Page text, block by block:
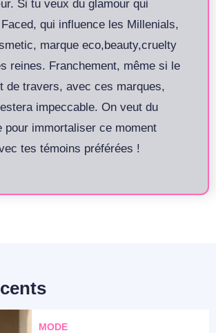
Si tu veux du glamour qui
qui influence les Millenials,
marque eco,beauty,cruelty
reines. Franchement, même si le
de travers, avec ces marques,
impeccable. On veut du
pour immortaliser ce moment
tes témoins préférées !
MODE